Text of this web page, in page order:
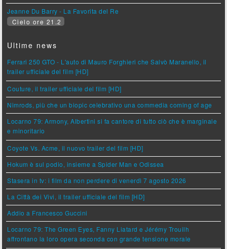
Jeanne Du Barry - La Favorita del Re
Cielo ore 21.2
Ultime news
Ferrari 250 GTO - L'auto di Mauro Forghieri che Salvò Maranello, il
trailer ufficiale del film [HD]
Couture, il trailer ufficiale del film [HD]
Nimrods, più che un biopic celebrativo una commedia coming of age
Locarno 79: Armony, Albertini si fa cantore di tutto ciò che è marginale
e minoritario
Coyote Vs. Acme, il nuovo trailer del film [HD]
Hokum è sul podio, insieme a Spider Man e Odissea
Stasera in tv: i film da non perdere di venerdì 7 agosto 2026
La Città dei Vivi, il trailer ufficiale del film [HD]
Addio a Francesco Guccini
Locarno 79: The Green Eyes, Fanny Liatard e Jérémy Trouilh
affrontano la loro opera seconda con grande tensione morale